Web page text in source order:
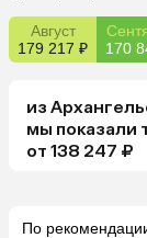
Август
179 217 ₽
170
из
мы показали
от 138 247 ₽
По